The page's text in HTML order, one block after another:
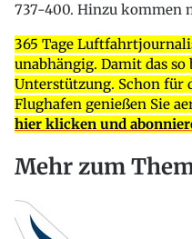
737-400. Hinzu kommen
365 Tage
unabhängig. Damit das
Unterstützung. Schon für
Flughafen genießen Sie
hier klicken und
Mehr zum